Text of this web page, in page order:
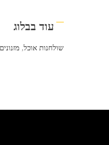
עוד בבלוג
שולחנות אוכל,